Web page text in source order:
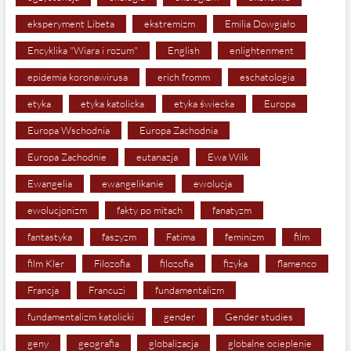
eksperyment Libeta ekstremizm Emilia Dowgiało
Encyklika "Wiara i rozum" English enlightenment
epidemia koronawirusa erich fromm eschatologia
etyka etyka katolicka etyka świecka Europa
Europa Wschodnia Europa Zachodnia
Europa Zachodnie eutanazja Ewa Wilk
Ewangelia ewangelikanie ewolucja
ewolucjonizm fakty po mitach fanatyzm
fantastyka faszyzm Fatima feminizm film
film Kler Filozofia filozofia fizyka flamenco
Francja Francuzi fundamentalizm
fundamentalizm katolicki gender Gender studies
geny geografia globalizacja globalne ocieplenie